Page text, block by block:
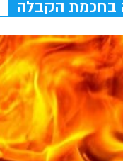
בחכמת הקבלה